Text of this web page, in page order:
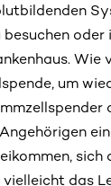
oder
um
das